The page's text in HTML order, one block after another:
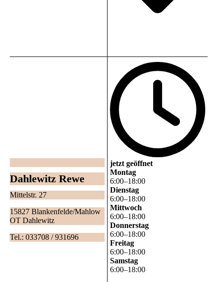
Dahlewitz Rewe
Mittelstr. 27
15827 Blankenfelde/Mahlow
OT Dahlewitz
Tel.: 033708 / 931696
jetzt geöffnet
Montag
6:00–18:00
Dienstag
6:00–18:00
Mittwoch
6:00–18:00
Donnerstag
6:00–18:00
Freitag
6:00–18:00
Samstag
6:00–18:00